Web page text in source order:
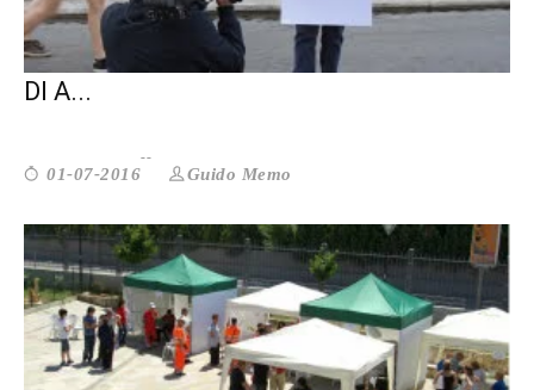
RIFORMA DEL TERZO SETTORE: È ORA
DI A...
01-07-2016 Guido Memo